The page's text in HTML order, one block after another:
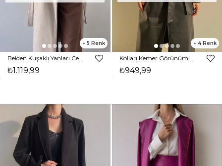
5
₺1.119,99
4
₺949,99